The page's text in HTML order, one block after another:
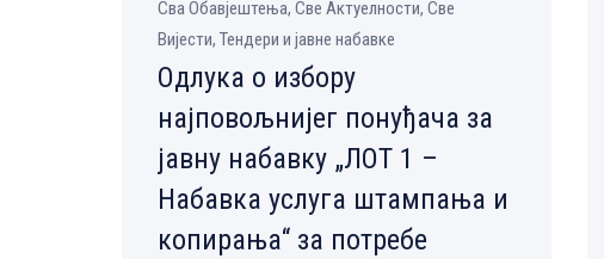
Сва Обавјештења, Све Aктуелности, Све
Вијести, Тендери и јавне набавке
Одлука о избору
најповољнијег понуђача за
јавну набавку „ЛОТ 1 –
Набавка услуга штампања и
копирања“ за потребе